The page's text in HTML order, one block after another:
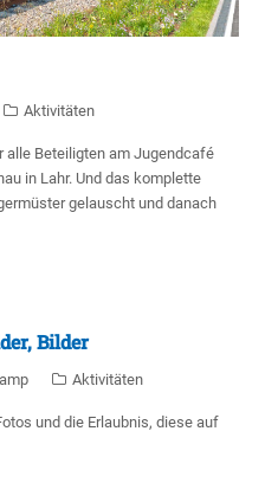
Aktivitäten
alle Beteiligten am Jugendcafé
in Lahr. Und das komplette
gelauscht und danach
Bilder
Aktivitäten
und die Erlaubnis, diese auf